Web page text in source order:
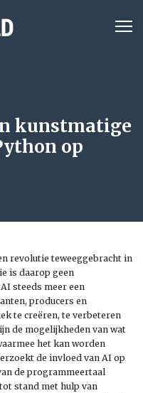
kunstmatige
op
revolutie teweeggebracht in
is daarop geen
steeds meer een
producers en
te creëren, te verbeteren
de mogelijkheden van wat
het kan worden
de invloed van AI op
de programmeertaal
stand met hulp van